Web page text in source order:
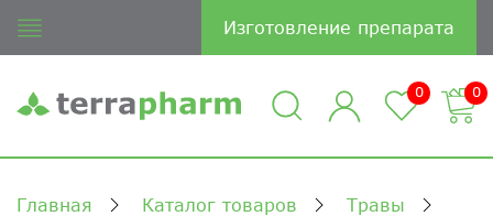
Изготовление препарата
0 0
Главная Каталог товаров Травы